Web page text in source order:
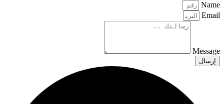
Name
Email
Message
إرسال